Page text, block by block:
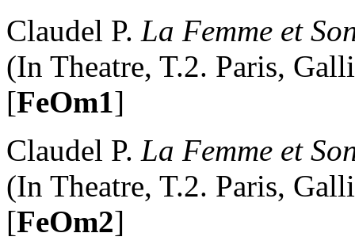
Claudel P. La Femme et
(In Theatre, T.2. Paris,
[FeOm1]
Claudel P. La Femme et
(In Theatre, T.2. Paris,
[FeOm2]